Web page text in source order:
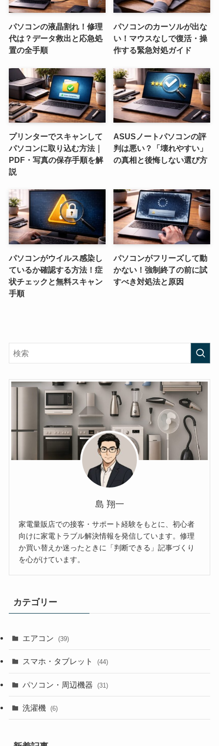
パソコンの液晶割れ！修理
代は？データ救出と応急処
置の全手順
パソコンのカーソルが出な
い！マウスなしで復活・操
作する緊急対処ガイド
プリンターでスキャンして
パソコンに取り込む方法｜
PDF・写真の保存手順を解
説
ASUSノートパソコンの評
判は悪い？「壊れやすい」
の真相と後悔しない選び方
パソコンがウイルス感染し
ているか確認する方法！症
状チェックと無料スキャン
手順
パソコンがフリーズして動
かない！強制終了の前に試
すべき対処法と原因
島 翔一
家電量販店での接客・サポート経験をもとに、初心者
向けに家電トラブル解決情報を発信しています。修理
か買い替えか迷ったときに「判断できる」記事づくり
を心がけています。
カテゴリー
エアコン (39)
スマホ・タブレット (44)
パソコン・周辺機器 (31)
洗濯機 (6)